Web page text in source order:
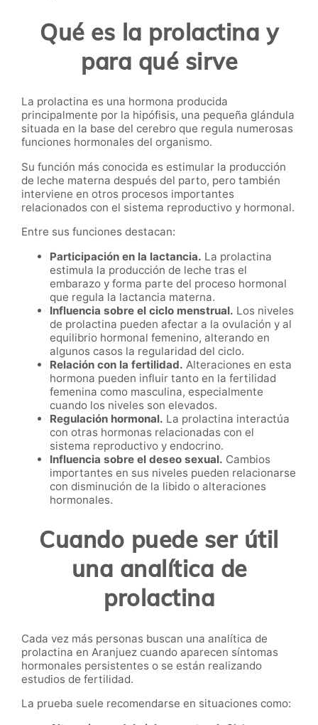
Qué es la prolactina y
para qué sirve
La prolactina es una hormona producida
principalmente por la hipófisis, una pequeña glándula
situada en la base del cerebro que regula numerosas
funciones hormonales del organismo.
Su función más conocida es estimular la producción
de leche materna después del parto, pero también
interviene en otros procesos importantes
relacionados con el sistema reproductivo y hormonal.
Entre sus funciones destacan:
Participación en la lactancia. La prolactina
estimula la producción de leche tras el
embarazo y forma parte del proceso hormonal
que regula la lactancia materna.
Influencia sobre el ciclo menstrual. Los niveles
de prolactina pueden afectar a la ovulación y al
equilibrio hormonal femenino, alterando en
algunos casos la regularidad del ciclo.
Relación con la fertilidad. Alteraciones en esta
hormona pueden influir tanto en la fertilidad
femenina como masculina, especialmente
cuando los niveles son elevados.
Regulación hormonal. La prolactina interactúa
con otras hormonas relacionadas con el
sistema reproductivo y endocrino.
Influencia sobre el deseo sexual. Cambios
importantes en sus niveles pueden relacionarse
con disminución de la libido o alteraciones
hormonales.
Cuando puede ser útil
una analítica de
prolactina
Cada vez más personas buscan una analítica de
prolactina en Aranjuez cuando aparecen síntomas
hormonales persistentes o se están realizando
estudios de fertilidad.
La prueba suele recomendarse en situaciones como: